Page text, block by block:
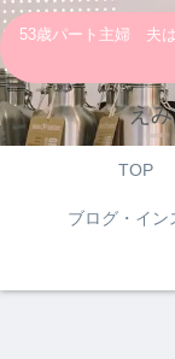
53歳パート主婦 夫
え
TOP
ブログ・イン